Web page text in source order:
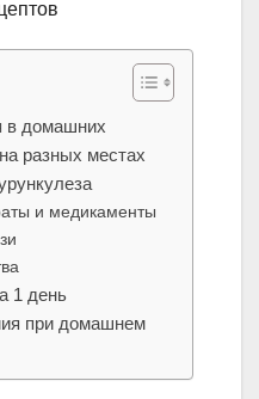
в домашних
разных местах
и медикаменты
1 день
при домашнем